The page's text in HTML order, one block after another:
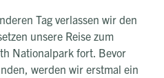
Tag verlassen wir den
unsere Reise zum
Nationalpark fort. Bevor
werden wir erstmal ein